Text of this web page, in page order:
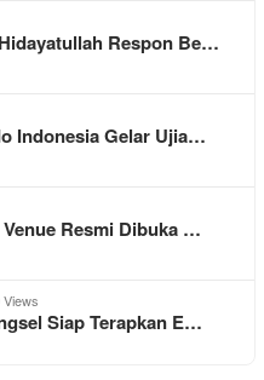
Respon Be…
Indonesia Gelar Ujia…
Resmi Dibuka …
Siap Terapkan E…